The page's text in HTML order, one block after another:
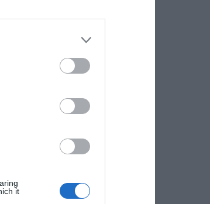
it
wypłat na